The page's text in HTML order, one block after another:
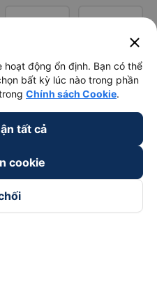
close
động ổn định. Bạn có thể
bất kỳ lúc nào trong phần
Chính sách Cookie.
tất cả
cookie